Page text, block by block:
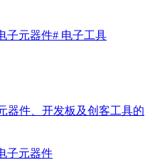
子元器件# 电子工具
器件、开发板及创客工具的
子元器件